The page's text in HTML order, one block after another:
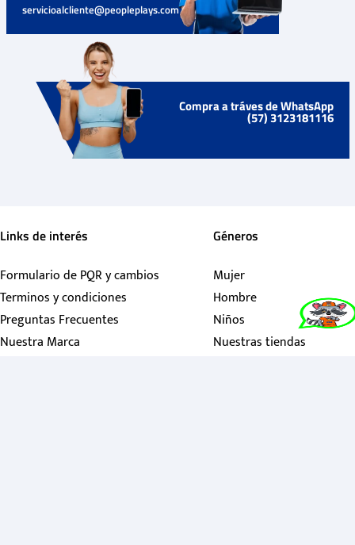
servicioalcliente@peopleplays.com
Compra a tráves de WhatsApp
(57) 3123181116
Links de interés
Formulario de PQR y cambios
Terminos y condiciones
Preguntas Frecuentes
Nuestra Marca
Géneros
Mujer
Hombre
Niños
Nuestras tiendas